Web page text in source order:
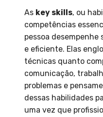
As key skills, ou
competências
pessoa
e eficiente. Elas
técnicas quanto
comunicação,
problemas e
dessas habilidades
uma vez que